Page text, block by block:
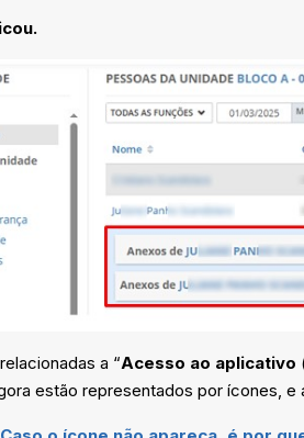
a “Acesso ao aplicativo
estão representados por ícones,